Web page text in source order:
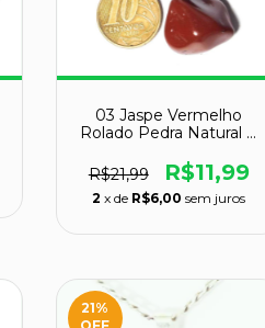
03 Jaspe Vermelho
Rolado Pedra Natural G
R$21,99
R$11,99
2 x de R$6,00 sem juros
21%